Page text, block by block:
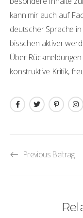
kann mir auch auf
deutscher Sprache
bisschen aktiver
Über
konstruktive Kritik,
Previous Beitrag